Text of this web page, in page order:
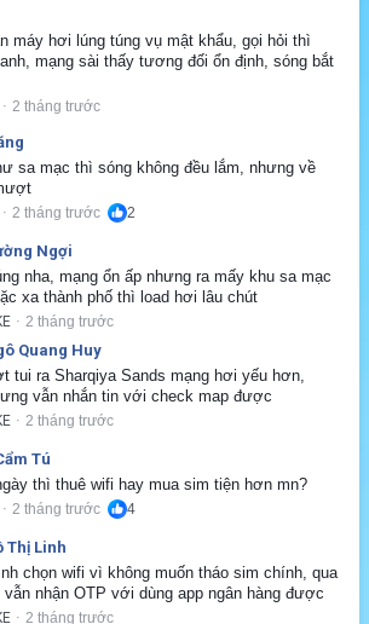
máy hơi lúng túng vụ mật khẩu, gọi hỏi thì
mạng sài thấy tương đối ổn định, sóng bắt
· 2 tháng trước
sa mạc thì sóng không đều lắm, nhưng về
· 2 tháng trước 2
Ngợi
nha, mạng ổn ấp nhưng ra mấy khu sa mạc
xa thành phố thì load hơi lâu chút
· 2 tháng trước
Quang Huy
tui ra Sharqiya Sands mạng hơi yếu hơn,
vẫn nhắn tin với check map được
· 2 tháng trước
Tú
thì thuê wifi hay mua sim tiện hơn mn?
· 2 tháng trước 4
Thị Linh
chọn wifi vì không muốn tháo sim chính, qua
vẫn nhận OTP với dùng app ngân hàng được
· 2 tháng trước